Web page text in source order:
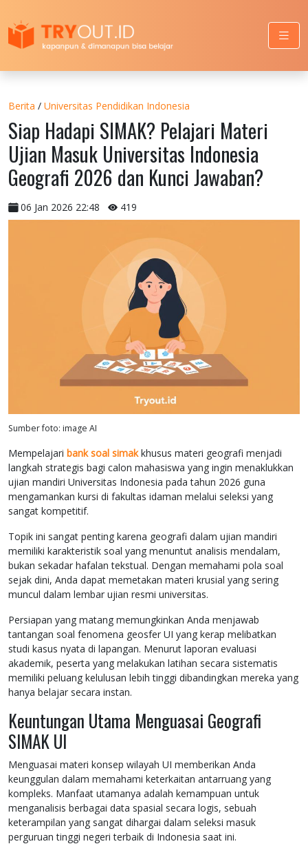
Berita / Universitas Pendidikan Indonesia
Siap Hadapi SIMAK? Pelajari Materi
Ujian Masuk Universitas Indonesia
Geografi 2026 dan Kunci Jawaban?
06 Jan 2026 22:48 419
Sumber foto: image AI
Mempelajari bank soal simakkhusus materi geografi menjadi
langkah strategis bagi calon mahasiswa yang ingin menaklukkan
ujian mandiri Universitas Indonesia pada tahun 2026 guna
mengamankan kursi di fakultas idaman melalui seleksi yang
sangat kompetitif.
Topik ini sangat penting karena geografi dalam ujian mandiri
memiliki karakteristik soal yang menuntut analisis mendalam,
bukan sekadar hafalan tekstual. Dengan memahami pola soal
sejak dini, Anda dapat memetakan materi krusial yang sering
muncul dalam lembar ujian resmi universitas.
Persiapan yang matang memungkinkan Anda menjawab
tantangan soal fenomena geosfer UI yang kerap melibatkan
studi kasus nyata di lapangan. Menurut laporan evaluasi
akademik, peserta yang melakukan latihan secara sistematis
memiliki peluang kelulusan lebih tinggi dibandingkan mereka yang
hanya belajar secara instan.
Keuntungan Utama Menguasai Geografi
SIMAK UI
Menguasai materi konsep wilayah UI memberikan Anda
keunggulan dalam memahami keterkaitan antarruang yang
kompleks. Manfaat utamanya adalah kemampuan untuk
menganalisis berbagai data spasial secara logis, sebuah
keterampilan yang sangat dihargai dalam seleksi masuk
perguruan tinggi negeri terbaik di Indonesia saat ini.